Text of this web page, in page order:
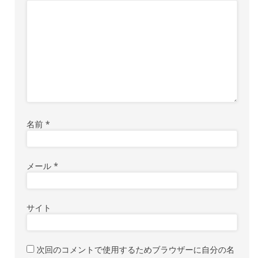
名前 *
メール *
サイト
次回のコメントで使用するためブラウザーに自分の名